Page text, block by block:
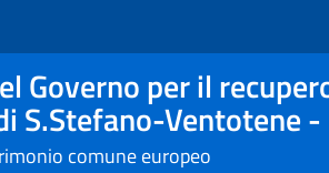
Governo per il
S.Stefano-Ventotene
comune europeo